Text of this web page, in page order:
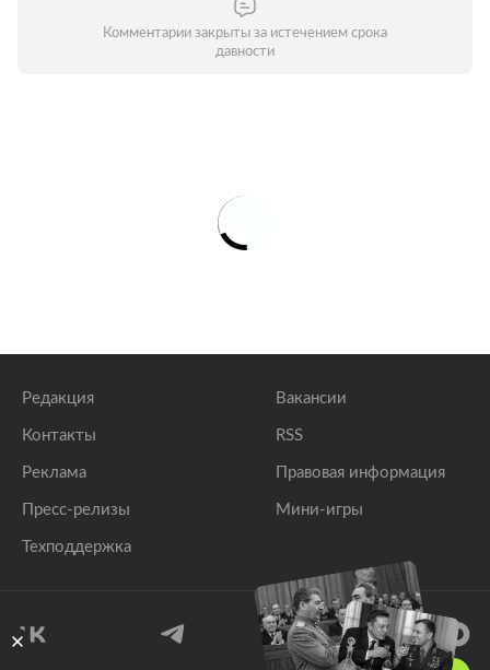
Комментарии закрыты за истечением срока
давности
Редакция
Контакты
Реклама
Пресс-релизы
Техподдержка
Вакансии
RSS
Правовая информация
Мини-игры